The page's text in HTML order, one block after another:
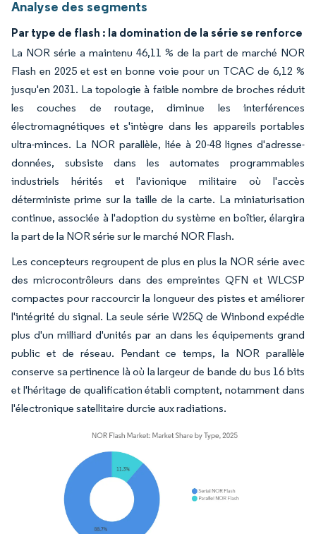
Analyse des segments
Par type de flash : la domination de la série se renforce
La NOR série a maintenu 46,11 % de la part de marché NOR
Flash en 2025 et est en bonne voie pour un TCAC de 6,12 %
jusqu'en 2031. La topologie à faible nombre de broches réduit
les couches de routage, diminue les interférences
électromagnétiques et s'intègre dans les appareils portables
ultra-minces. La NOR parallèle, liée à 20-48 lignes d'adresse-
données, subsiste dans les automates programmables
industriels hérités et l'avionique militaire où l'accès
déterministe prime sur la taille de la carte. La miniaturisation
continue, associée à l'adoption du système en boîtier, élargira
la part de la NOR série sur le marché NOR Flash.
Les concepteurs regroupent de plus en plus la NOR série avec
des microcontrôleurs dans des empreintes QFN et WLCSP
compactes pour raccourcir la longueur des pistes et améliorer
l'intégrité du signal. La seule série W25Q de Winbond expédie
plus d'un milliard d'unités par an dans les équipements grand
public et de réseau. Pendant ce temps, la NOR parallèle
conserve sa pertinence là où la largeur de bande du bus 16 bits
et l'héritage de qualification établi comptent, notamment dans
l'électronique satellitaire durcie aux radiations.